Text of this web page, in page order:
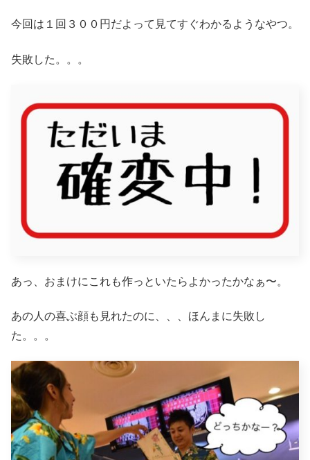
今回は１回３００円だよって見てすぐわかるようなやつ。
失敗した。。。
あっ、おまけにこれも作っといたらよかったかなぁ〜。
あの人の喜ぶ顔も見れたのに、、、ほんまに失敗し
た。。。